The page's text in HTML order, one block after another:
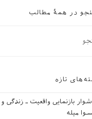
در همهٔ مطالب
تازه
بازنمایی واقعیت ـ زندگی
میله